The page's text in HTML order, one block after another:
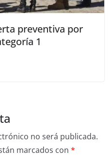
preventiva por
1
no será publicada.
marcados con *